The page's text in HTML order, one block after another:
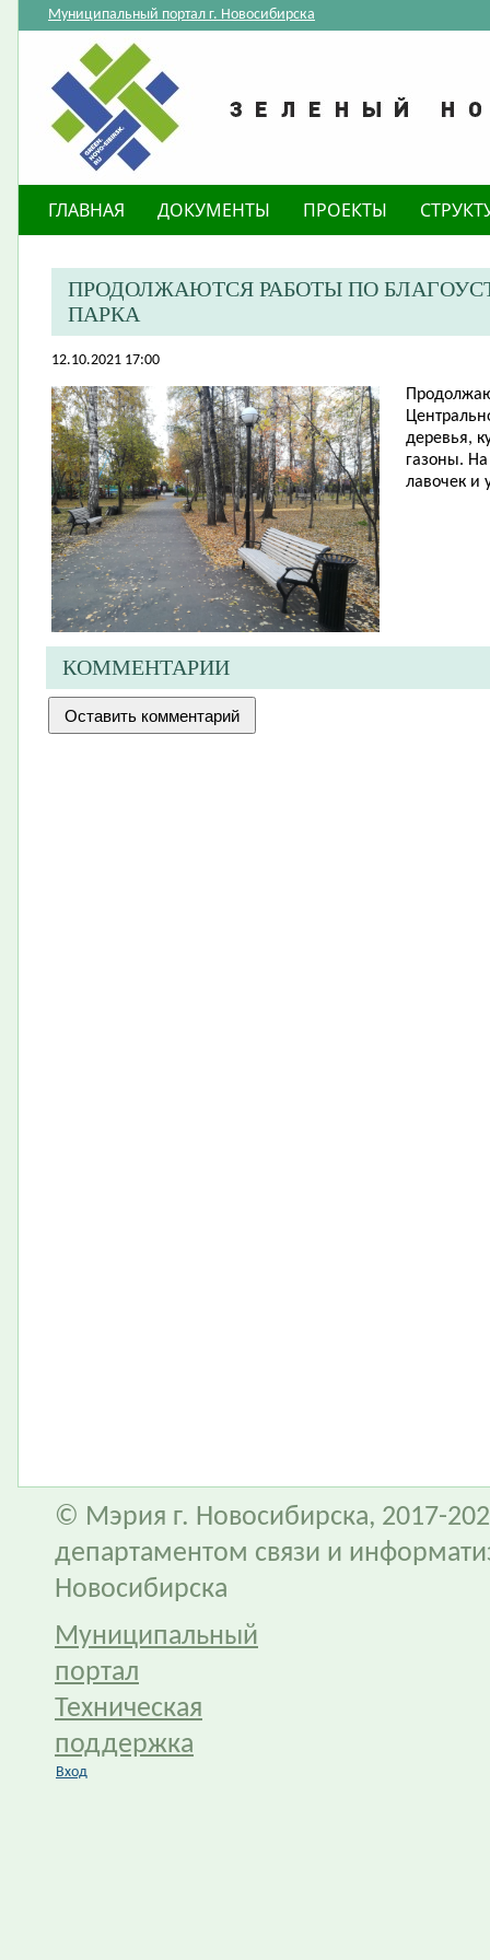
Муниципальный портал г. Новосибирска
ГЛАВНАЯ ДОКУМЕНТЫ ПРОЕКТЫ
ПРОДОЛЖАЮТСЯ РАБОТЫ ПО
ПАРКА
12.10.2021 17:00
деревья,
газоны.
лавочек и
КОММЕНТАРИИ
© Мэрия г. Новосибирска, 2017-
департаментом связи и
Новосибирска
Муниципальный
портал
Техническая
поддержка
Вход